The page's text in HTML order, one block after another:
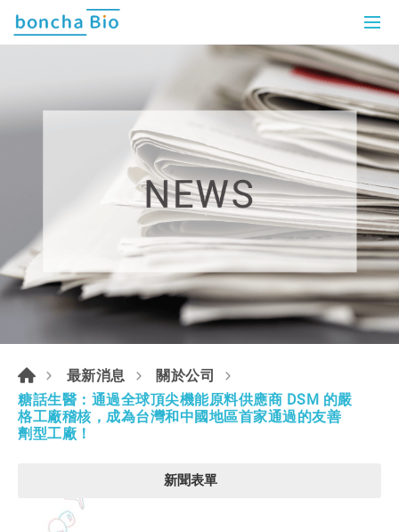
最新消息
關於公司
糖話生醫：通過全球頂尖機能原料供應商 DSM 的嚴
格工廠稽核，成為台灣和中國地區首家通過的友善
劑型工廠！
新聞表單